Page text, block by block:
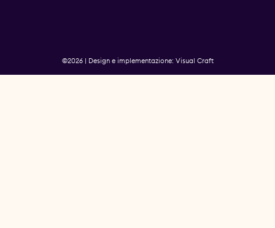
©2026 | Design e implementazione: Visual Craft